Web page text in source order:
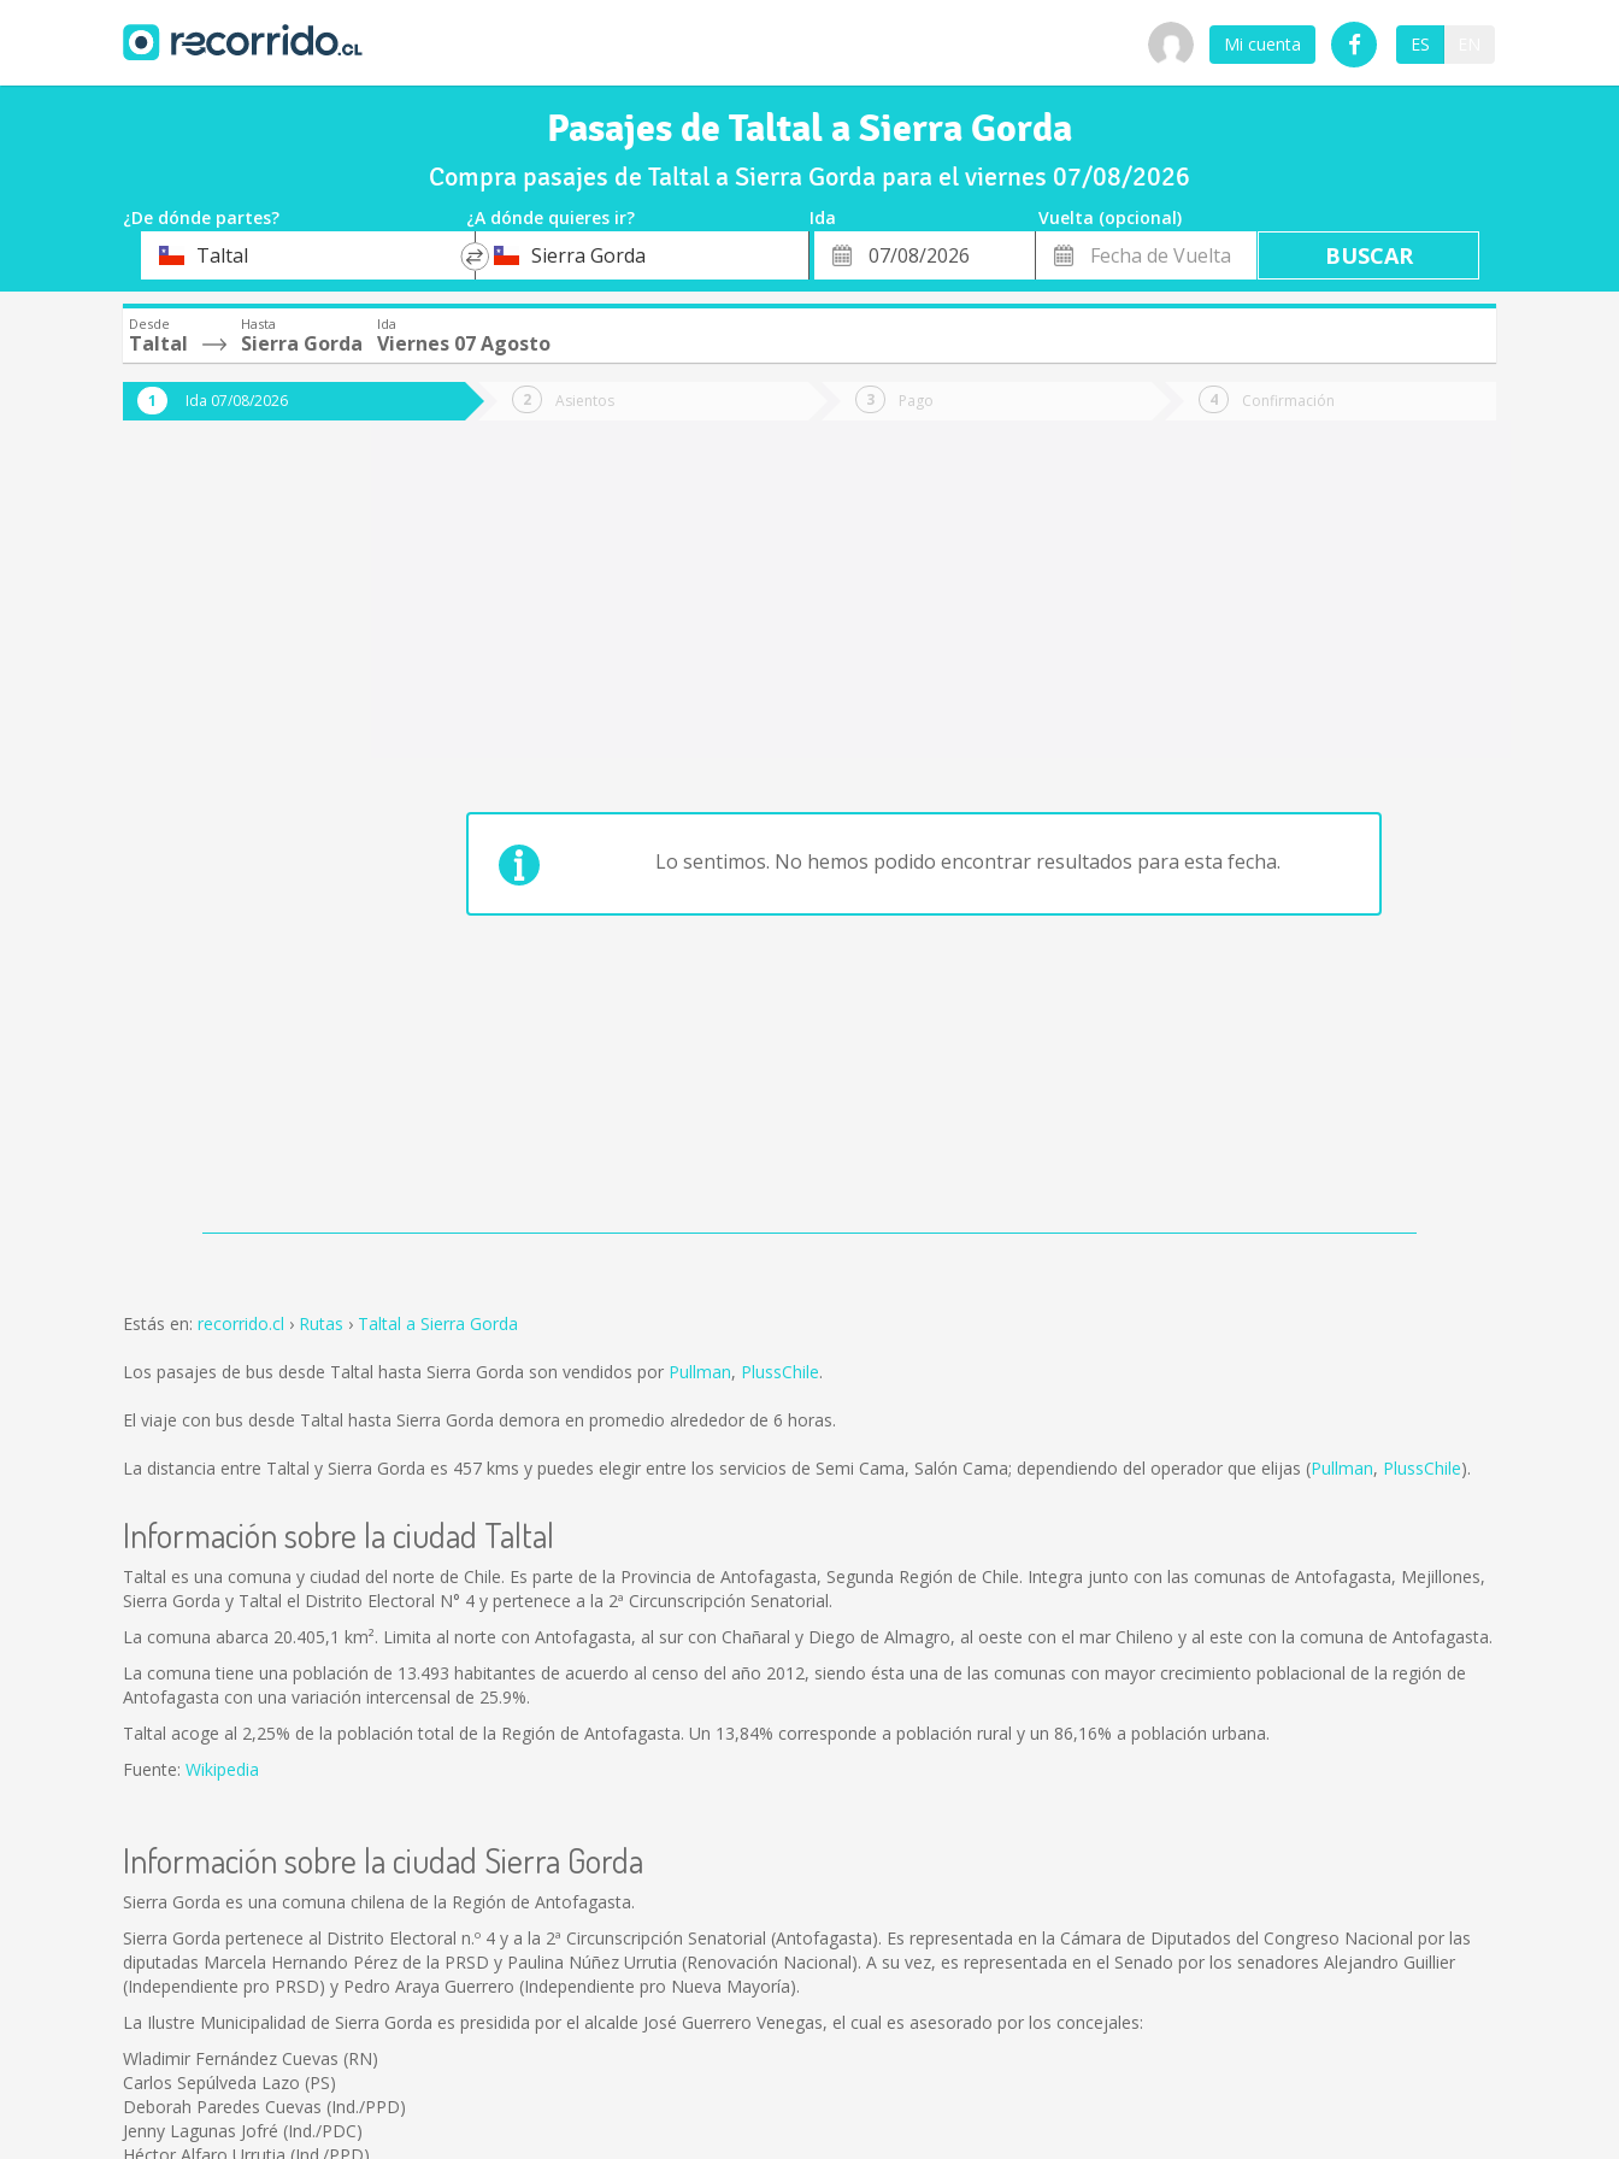
Mi cuenta ES
Pasajes de Taltal a Sierra Gorda
Compra pasajes de Taltal a Sierra Gorda para el viernes 07/08/2026
¿De dónde partes? ¿A dónde quieres ir? Ida
Vuelta (opcional)
Origen Taltal
*
DestinoSierra Gorda
Fecha
de
Fecha
de
Vuelta
Desde
Taltal
Hasta
Sierra Gorda
Ida
Viernes 07 Agosto
Ida 07/08/2026 Asientos Pago Confirmación
Lo sentimos. No hemos podido encontrar resultados para esta fecha.
Estás en: recorrido.cl Rutas Taltal a Sierra Gorda
Los pasajes de bus desde Taltal hasta Sierra Gorda son vendidos por Pullman, PlussChile.
El viaje con bus desde Taltal hasta Sierra Gorda demora en promedio alrededor de 6 horas.
La distancia entre Taltal y Sierra Gorda es 457 kms y puedes elegir entre los servicios de Semi Cama, Salón Cama; dependiendo del operador que elijas (Pullman, PlussChile).
Información sobre la ciudad Taltal
Taltal es una comuna y ciudad del norte de Chile. Es parte de la Provincia de Antofagasta, Segunda Región de Chile. Integra junto con las comunas de Antofagasta, Mejillones,
Sierra Gorda y Taltal el Distrito Electoral N° 4 y pertenece a la 2ª Circunscripción Senatorial.
La comuna abarca 20.405,1 km². Limita al norte con Antofagasta, al sur con Chañaral y Diego de Almagro, al oeste con el mar Chileno y al este con la comuna de Antofagasta.
La comuna tiene una población de 13.493 habitantes de acuerdo al censo del año 2012, siendo ésta una de las comunas con mayor crecimiento poblacional de la región de
Antofagasta con una variación intercensal de 25.9%.
Taltal acoge al 2,25% de la población total de la Región de Antofagasta. Un 13,84% corresponde a población rural y un 86,16% a población urbana.
Fuente: Wikipedia
Información sobre la ciudad Sierra Gorda
Sierra Gorda es una comuna chilena de la Región de Antofagasta.
Sierra Gorda pertenece al Distrito Electoral n.º 4 y a la 2ª Circunscripción Senatorial (Antofagasta). Es representada en la Cámara de Diputados del Congreso Nacional por las
diputadas Marcela Hernando Pérez de la PRSD y Paulina Núñez Urrutia (Renovación Nacional). A su vez, es representada en el Senado por los senadores Alejandro Guillier
(Independiente pro PRSD) y Pedro Araya Guerrero (Independiente pro Nueva Mayoría).
La Ilustre Municipalidad de Sierra Gorda es presidida por el alcalde José Guerrero Venegas, el cual es asesorado por los concejales:
Wladimir Fernández Cuevas (RN)
Carlos Sepúlveda Lazo (PS)
Deborah Paredes Cuevas (Ind./PPD)
Jenny Lagunas Jofré (Ind./PDC)